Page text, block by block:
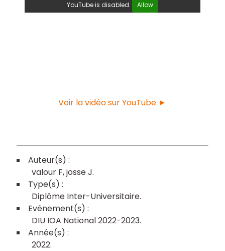
YouTube is disabled. Allow
Voir la vidéo sur YouTube ►
valour F josse J
Diplôme Inter-Universitaire
DIU IOA National 2022-2023
2022